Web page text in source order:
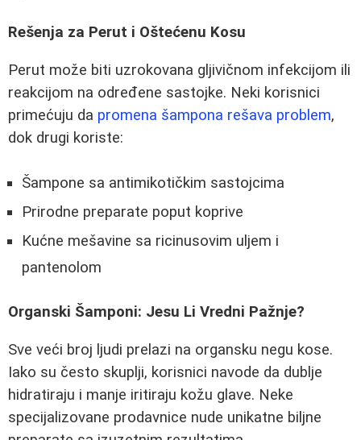
Rešenja za Perut i Oštećenu Kosu
Perut može biti uzrokovana gljivičnom infekcijom ili
reakcijom na određene sastojke. Neki korisnici
primećuju da promena šampona rešava problem,
dok drugi koriste:
Šampone sa antimikotičkim sastojcima
Prirodne preparate poput koprive
Kućne mešavine sa ricinusovim uljem i
pantenolom
Organski Šamponi: Jesu Li Vredni Pažnje?
Sve veći broj ljudi prelazi na organsku negu kose.
Iako su često skuplji, korisnici navode da dublje
hidratiraju i manje iritiraju kožu glave. Neke
specijalizovane prodavnice nude unikatne biljne